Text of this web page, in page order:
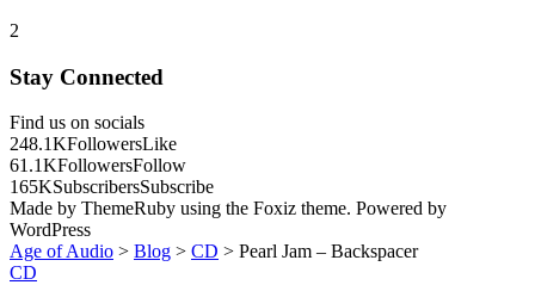
2
Stay Connected
Find us on socials
248.1KFollowersLike
61.1KFollowersFollow
165KSubscribersSubscribe
Made by ThemeRuby using the Foxiz theme. Powered by
WordPress
Age of Audio > Blog > CD > Pearl Jam – Backspacer
CD